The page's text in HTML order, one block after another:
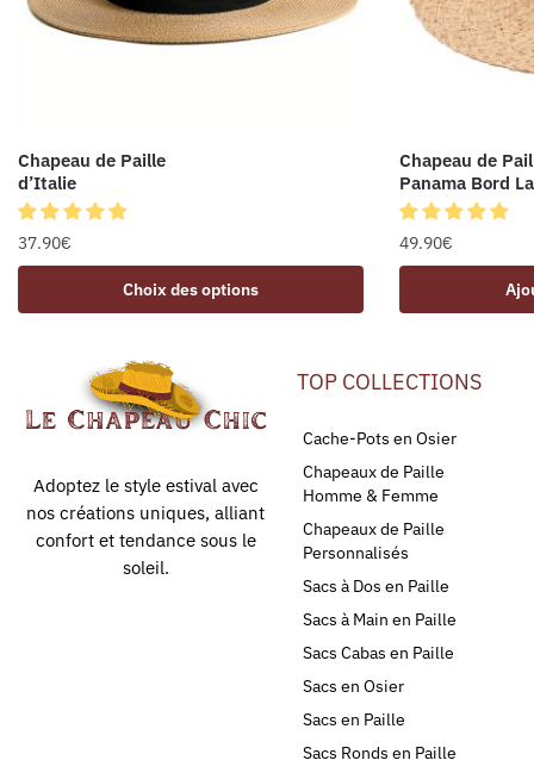
Chapeau de Paille
d’Italie
37.90€
Choix des options
Chapeau de
Panama Bord
49.90€
Adoptez le style estival avec
nos créations uniques, alliant
confort et tendance sous le
soleil.
TOP COLLECTIONS
Cache-Pots en Osier
Chapeaux de Paille
Homme & Femme
Chapeaux de Paille
Personnalisés
Sacs à Dos en Paille
Sacs à Main en Paille
Sacs Cabas en Paille
Sacs en Osier
Sacs en Paille
Sacs Ronds en Paille